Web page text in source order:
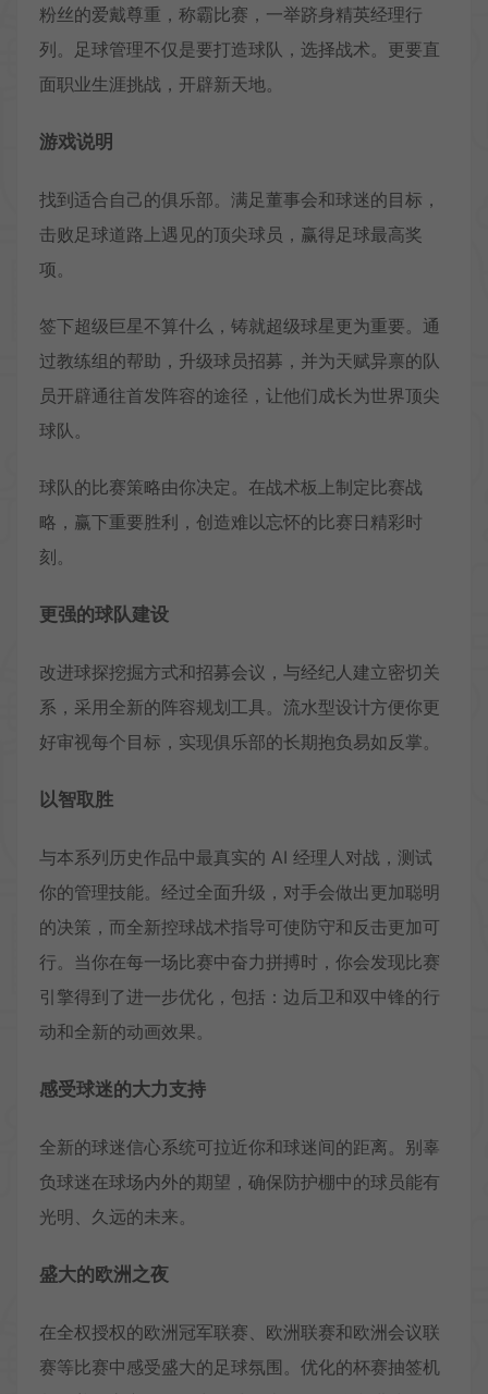
粉丝的爱戴尊重，称霸比赛，一举跻身精英经理行
列。足球管理不仅是要打造球队，选择战术。更要直
面职业生涯挑战，开辟新天地。
游戏说明
找到适合自己的俱乐部。满足董事会和球迷的目标，
击败足球道路上遇见的顶尖球员，赢得足球最高奖
项。
签下超级巨星不算什么，铸就超级球星更为重要。通
过教练组的帮助，升级球员招募，并为天赋异禀的队
员开辟通往首发阵容的途径，让他们成长为世界顶尖
球队。
球队的比赛策略由你决定。在战术板上制定比赛战
略，赢下重要胜利，创造难以忘怀的比赛日精彩时
刻。
更强的球队建设
改进球探挖掘方式和招募会议，与经纪人建立密切关
系，采用全新的阵容规划工具。流水型设计方便你更
好审视每个目标，实现俱乐部的长期抱负易如反掌。
以智取胜
与本系列历史作品中最真实的 AI 经理人对战，测试
你的管理技能。经过全面升级，对手会做出更加聪明
的决策，而全新控球战术指导可使防守和反击更加可
行。当你在每一场比赛中奋力拼搏时，你会发现比赛
引擎得到了进一步优化，包括：边后卫和双中锋的行
动和全新的动画效果。
感受球迷的大力支持
全新的球迷信心系统可拉近你和球迷间的距离。别辜
负球迷在球场内外的期望，确保防护棚中的球员能有
光明、久远的未来。
盛大的欧洲之夜
在全权授权的欧洲冠军联赛、欧洲联赛和欧洲会议联
赛等比赛中感受盛大的足球氛围。优化的杯赛抽签机